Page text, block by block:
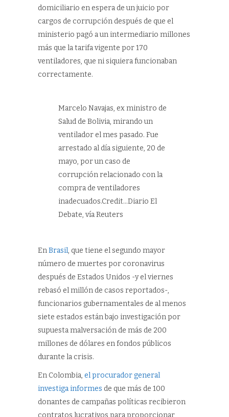
domiciliario en espera de un juicio por
cargos de corrupción después de que el
ministerio pagó a un intermediario millones
más que la tarifa vigente por 170
ventiladores, que ni siquiera funcionaban
correctamente.
Marcelo Navajas, ex ministro de
Salud de Bolivia, mirando un
ventilador el mes pasado. Fue
arrestado al día siguiente, 20 de
mayo, por un caso de
corrupción relacionado con la
compra de ventiladores
inadecuados.Credit…Diario El
Debate, vía Reuters
EnBrasil, que tiene el segundo mayor
número de muertes por coronavirus
después de Estados Unidos -y el viernes
rebasó el millón de casos reportados-,
funcionarios gubernamentales de al menos
siete estados están bajo investigación por
supuesta malversación de más de 200
millones de dólares en fondos públicos
durante la crisis.
En Colombia, el procurador general
investiga informes de que más de 100
donantes de campañas políticas recibieron
contratos lucrativos para proporcionar